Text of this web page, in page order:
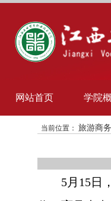
网站首页 学院
当前位置： 旅游商
5月15日